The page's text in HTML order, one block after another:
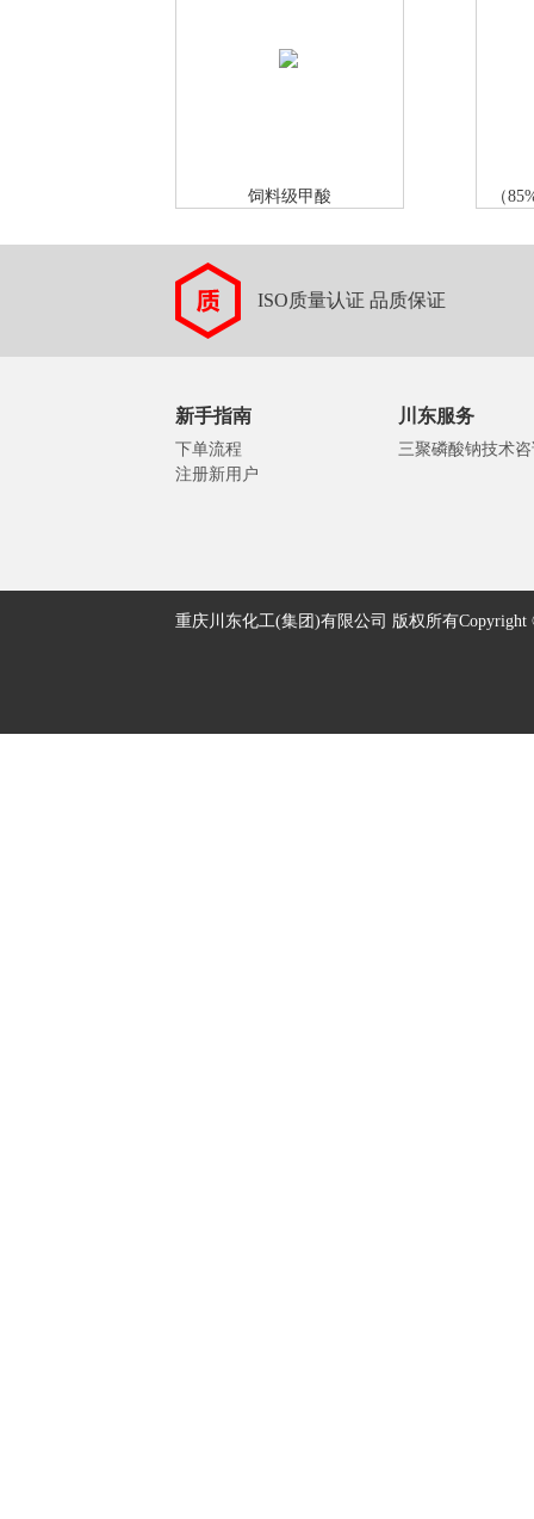
饲料级甲酸 （
ISO质量认证 品质保证
新手指南
下单流程
注册新用户
川东服务
三聚磷酸钠技术咨
重庆川东化工(集团)有限公司 版权所有Copyright